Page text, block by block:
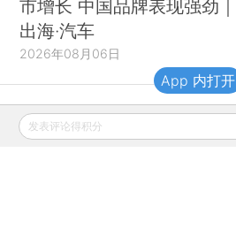
市增长 中国品牌表现强劲｜
出海·汽车
2026年08月06日
财新移动
发表评论得积分
App 内打开